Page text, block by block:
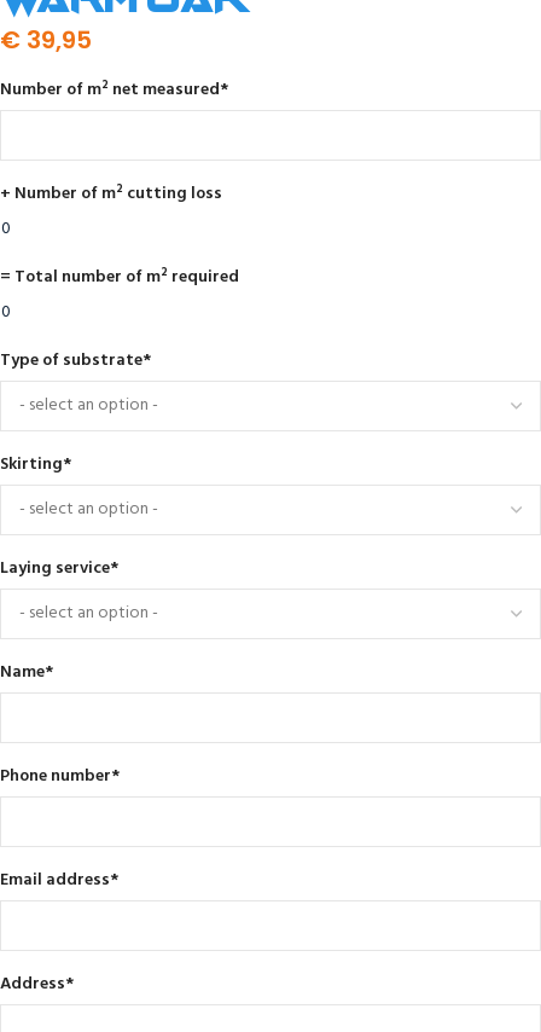
€ 39,95
Number of m² net measured*
+ Number of m² cutting loss
= Total number of m² required
Type of substrate*
Skirting*
Laying service*
Name*
Phone number*
Email address*
Address*